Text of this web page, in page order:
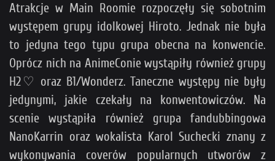
Atrakcje w Main Roomie rozpoczęły się sobotnim
występem grupy idolkowej Hiroto. Jednak nie była
to jedyna tego typu grupa obecna na konwencie.
Oprócz nich na AnimeConie wystąpiły również grupy
H2♡ oraz B1/Wonderz. Taneczne występy nie były
jedynymi, jakie czekały na konwentowiczów. Na
scenie wystąpiła również grupa fandubbingowa
NanoKarrin oraz wokalista Karol Suchecki znany z
wykonywania coverów popularnych utworów z